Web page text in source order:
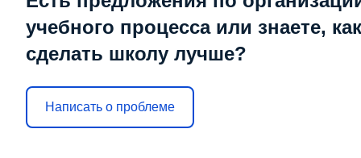
учебного процесса или знаете, как
сделать школу лучше?
Написать о проблеме